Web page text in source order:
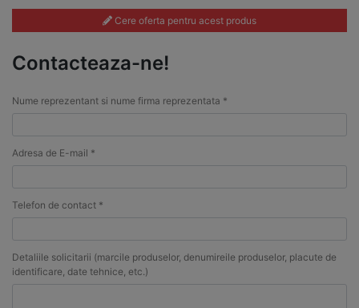
Cere oferta pentru acest produs
Contacteaza-ne!
Nume reprezentant si nume firma reprezentata *
Adresa de E-mail *
Telefon de contact *
Detaliile solicitarii (marcile produselor, denumireile produselor, placute de
identificare, date tehnice, etc.)